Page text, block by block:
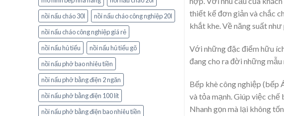
nồi nấu cháo 30l
nồi nấu cháo công nghiệp 20l
nồi nấu cháo công nghiệp giá rẻ
nồi nấu hủ tiếu
nồi nấu hủ tiếu gõ
nồi nấu phở bao nhiêu tiền
nồi nấu phở bằng điện 2 ngăn
nồi nấu phở bằng điện 100 lít
nồi nấu phở bằng điện bao nhiêu tiền
thiết kế đơn giản và chắc
khắt khe. Về năng suất
Với những đặc điểm hữu
đang cho ra đời những
Bếp khè công nghiệp (bếp
và tỏa mạnh. Giúp việc chế
Nhanh gọn mà lại không